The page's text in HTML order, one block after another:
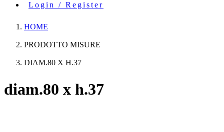
Login / Register
HOME
PRODOTTO MISURE
DIAM.80 X H.37
diam.80 x h.37